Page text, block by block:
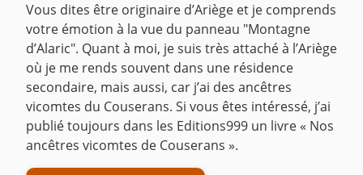
Vous dites être originaire d’Ariège et je comprends
votre émotion à la vue du panneau "Montagne
d’Alaric". Quant à moi, je suis très attaché à l’Ariège
où je me rends souvent dans une résidence
secondaire, mais aussi, car j’ai des ancêtres
vicomtes du Couserans. Si vous êtes intéressé, j’ai
publié toujours dans les Editions999 un livre « Nos
ancêtres vicomtes de Couserans ».